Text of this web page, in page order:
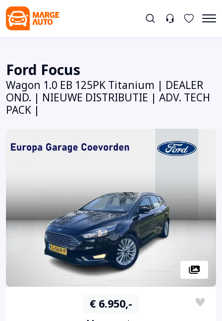
Ford Focus
Wagon 1.0 EB 125PK Titanium | DEALER
OND. | NIEUWE DISTRIBUTIE | ADV. TECH
PACK |
€ 6.950,-